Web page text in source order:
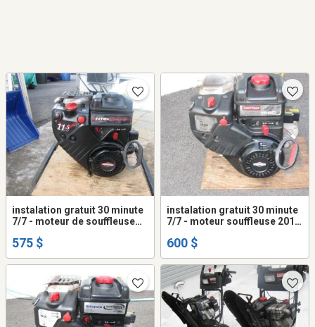
instalation gratuit 30 minute
7/7 - moteur de souffleuse
pouce briggs stratton
starteur 110 V sintech 5/30
575 $
instalation gratuit 30 minute
7/7 - moteur souffleuse 2012
pouce mise au point faite oil
sintech 5/30
600 $